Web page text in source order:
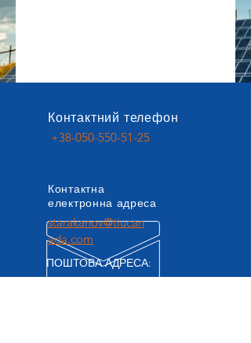
Контактний телефон
+38-050-550-51-25
Контактна
електронна адреса
starakanov@tiucan
ada.com
ПОШТОВА АДРЕСА: